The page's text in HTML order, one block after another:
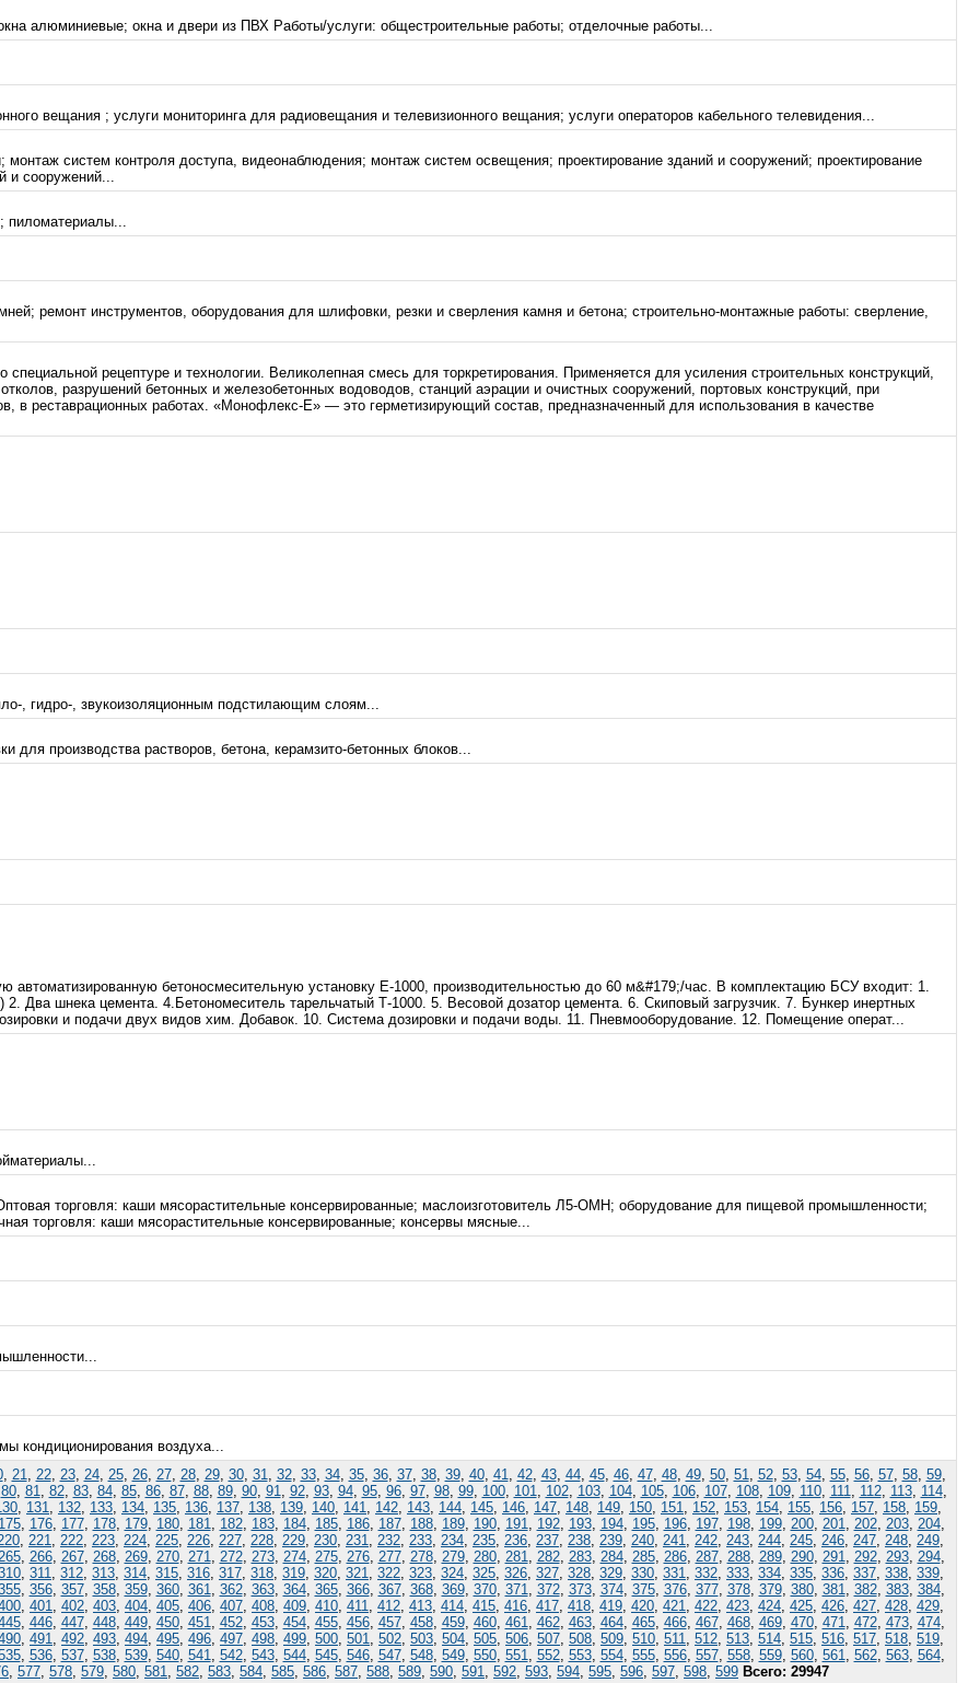
алюминиевые; окна и двери из ПВХ Работы/услуги: общестроительные работы; отделочные работы...
вещания ; услуги мониторинга для радиовещания и телевизионного вещания; услуги операторов кабельного телевидения...
монтаж систем контроля доступа, видеонаблюдения; монтаж систем освещения; проектирование зданий и сооружений; проектирование
и сооружений...
пиломатериалы...
ремонт инструментов, оборудования для шлифовки, резки и сверления камня и бетона; строительно-монтажные работы: сверление,
рецептуре и технологии. Великолепная смесь для торкретирования. Применяется для усиления строительных конструкций,
разрушений бетонных и железобетонных водоводов, станций аэрации и очистных сооружений, портовых конструкций, при
в реставрационных работах. «Монофлекс-Е» — это герметизирующий состав, предназначенный для использования в качестве
, гидро-, звукоизоляционным подстилающим слоям...
для производства растворов, бетона, керамзито-бетонных блоков...
автоматизированную бетоносмесительную установку Е-1000, производительностью до 60 м&#179;/час. В комплектацию БСУ входит: 1.
Два шнека цемента. 4.Бетономеситель тарельчатый Т-1000. 5. Весовой дозатор цемента. 6. Скиповый загрузчик. 7. Бункер инертных
и подачи двух видов хим. Добавок. 10. Система дозировки и подачи воды. 11. Пневмооборудование. 12. Помещение операт...
торговля: каши мясорастительные консервированные; маслоизготовитель Л5-ОМН; оборудование для пищевой промышленности;
торговля: каши мясорастительные консервированные; консервы мясные...
кондиционирования воздуха...
, 21, 22, 23, 24, 25, 26, 27, 28, 29, 30, 31, 32, 33, 34, 35, 36, 37, 38, 39, 40, 41, 42, 43, 44, 45, 46, 47, 48, 49, 50, 51, 52, 53, 54, 55, 56, 57, 58, 59,
80, 81, 82, 83, 84, 85, 86, 87, 88, 89, 90, 91, 92, 93, 94, 95, 96, 97, 98, 99, 100, 101, 102, 103, 104, 105, 106, 107, 108, 109, 110, 111, 112, 113, 114,
, 131, 132, 133, 134, 135, 136, 137, 138, 139, 140, 141, 142, 143, 144, 145, 146, 147, 148, 149, 150, 151, 152, 153, 154, 155, 156, 157, 158, 159,
175, 176, 177, 178, 179, 180, 181, 182, 183, 184, 185, 186, 187, 188, 189, 190, 191, 192, 193, 194, 195, 196, 197, 198, 199, 200, 201, 202, 203, 204,
, 221, 222, 223, 224, 225, 226, 227, 228, 229, 230, 231, 232, 233, 234, 235, 236, 237, 238, 239, 240, 241, 242, 243, 244, 245, 246, 247, 248, 249,
, 266, 267, 268, 269, 270, 271, 272, 273, 274, 275, 276, 277, 278, 279, 280, 281, 282, 283, 284, 285, 286, 287, 288, 289, 290, 291, 292, 293, 294,
, 311, 312, 313, 314, 315, 316, 317, 318, 319, 320, 321, 322, 323, 324, 325, 326, 327, 328, 329, 330, 331, 332, 333, 334, 335, 336, 337, 338, 339,
, 356, 357, 358, 359, 360, 361, 362, 363, 364, 365, 366, 367, 368, 369, 370, 371, 372, 373, 374, 375, 376, 377, 378, 379, 380, 381, 382, 383, 384,
, 401, 402, 403, 404, 405, 406, 407, 408, 409, 410, 411, 412, 413, 414, 415, 416, 417, 418, 419, 420, 421, 422, 423, 424, 425, 426, 427, 428, 429,
, 446, 447, 448, 449, 450, 451, 452, 453, 454, 455, 456, 457, 458, 459, 460, 461, 462, 463, 464, 465, 466, 467, 468, 469, 470, 471, 472, 473, 474,
, 491, 492, 493, 494, 495, 496, 497, 498, 499, 500, 501, 502, 503, 504, 505, 506, 507, 508, 509, 510, 511, 512, 513, 514, 515, 516, 517, 518, 519,
, 536, 537, 538, 539, 540, 541, 542, 543, 544, 545, 546, 547, 548, 549, 550, 551, 552, 553, 554, 555, 556, 557, 558, 559, 560, 561, 562, 563, 564,
, 577, 578, 579, 580, 581, 582, 583, 584, 585, 586, 587, 588, 589, 590, 591, 592, 593, 594, 595, 596, 597, 598, 599 Всего: 29947